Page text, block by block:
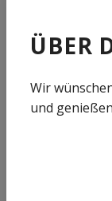
ÜBER
Wir
und